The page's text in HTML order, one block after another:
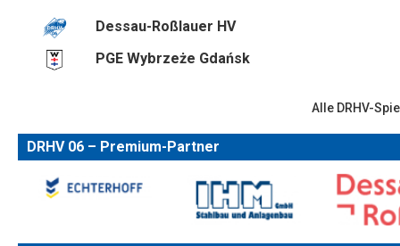
Dessau-Roßlauer HV
PGE Wybrzeże Gdańsk
Alle DRHV-
DRHV 06 – Premium-Partner